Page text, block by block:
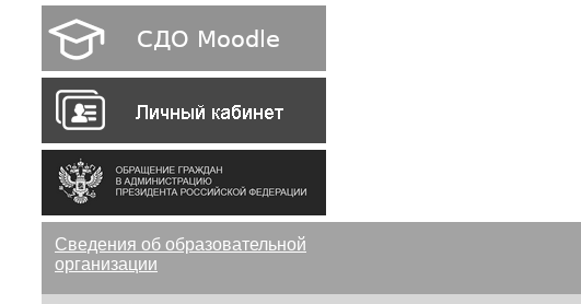
Сведения об образовательной
организации